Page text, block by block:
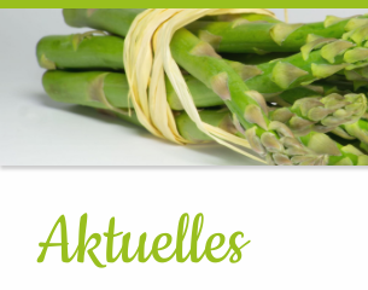
Aktuelles